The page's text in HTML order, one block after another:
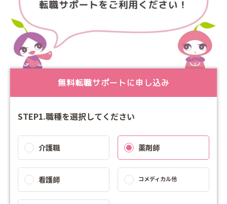
無料転職サポートに申し込み
STEP1.職種を選択してください
介護職 薬剤師
看護師 コメディカル他